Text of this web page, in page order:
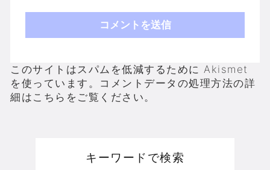
このサイトはスパムを低減するために Akismet
を使っています。 コメントデータの処理方法の詳
細はこちらをご覧ください。
キーワードで検索